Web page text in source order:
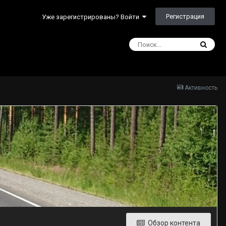
Уже зарегистрированы? Войти Регистрация
Активность
Обзор контента